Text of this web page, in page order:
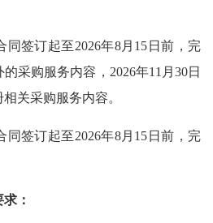
签订起至2026年8月15日前，完
采购服务内容，2026年11月30日
关采购服务内容。
签订起至2026年8月15日前，完
：